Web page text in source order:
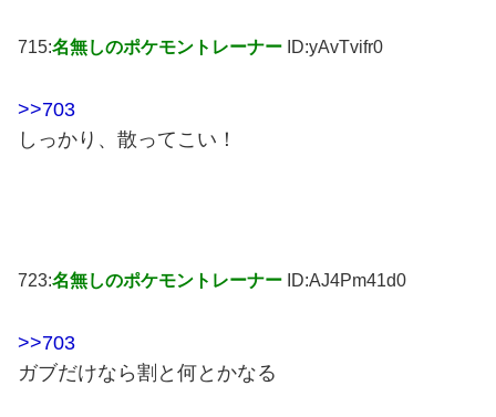
715:名無しのポケモントレーナー ID:yAvTvifr0
>>703
しっかり、散ってこい！
723:名無しのポケモントレーナー ID:AJ4Pm41d0
>>703
ガブだけなら割と何とかなる